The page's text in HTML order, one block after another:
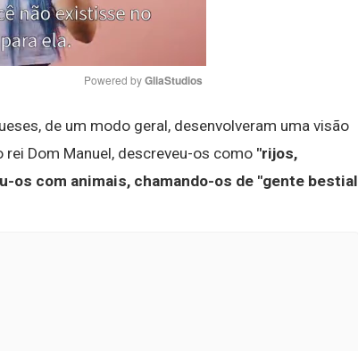
Mute
Powered by GliaStudios
de um modo geral, desenvolveram uma visão
rei Dom Manuel, descreveu-os como "rijos,
os com animais, chamando-os de "gente bestial